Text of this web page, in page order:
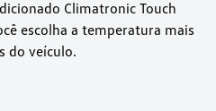
Climatronic Touch
escolha a temperatura mais
do veículo.